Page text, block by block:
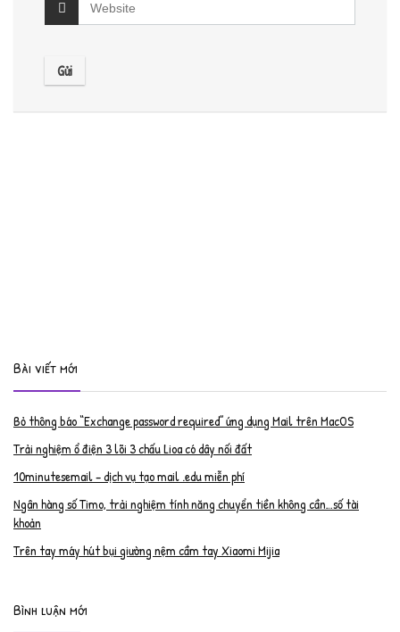
Bài viết mới
Bỏ thông báo “Exchange password required” ứng dụng Mail trên MacOS
Trải nghiệm ổ điện 3 lõi 3 chấu Lioa có dây nối đất
10minutesemail – dịch vụ tạo mail .edu miễn phí
Ngân hàng số Timo, trải nghiệm tính năng chuyển tiền không cần…số tài
khoản
Trên tay máy hút bụi giường nệm cầm tay Xiaomi Mijia
Bình luận mới